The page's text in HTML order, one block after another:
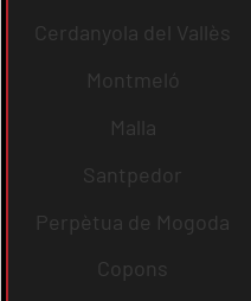
Cerdanyola del Vallès
Montmeló
Malla
Santpedor
Perpètua de Mogoda
Copons